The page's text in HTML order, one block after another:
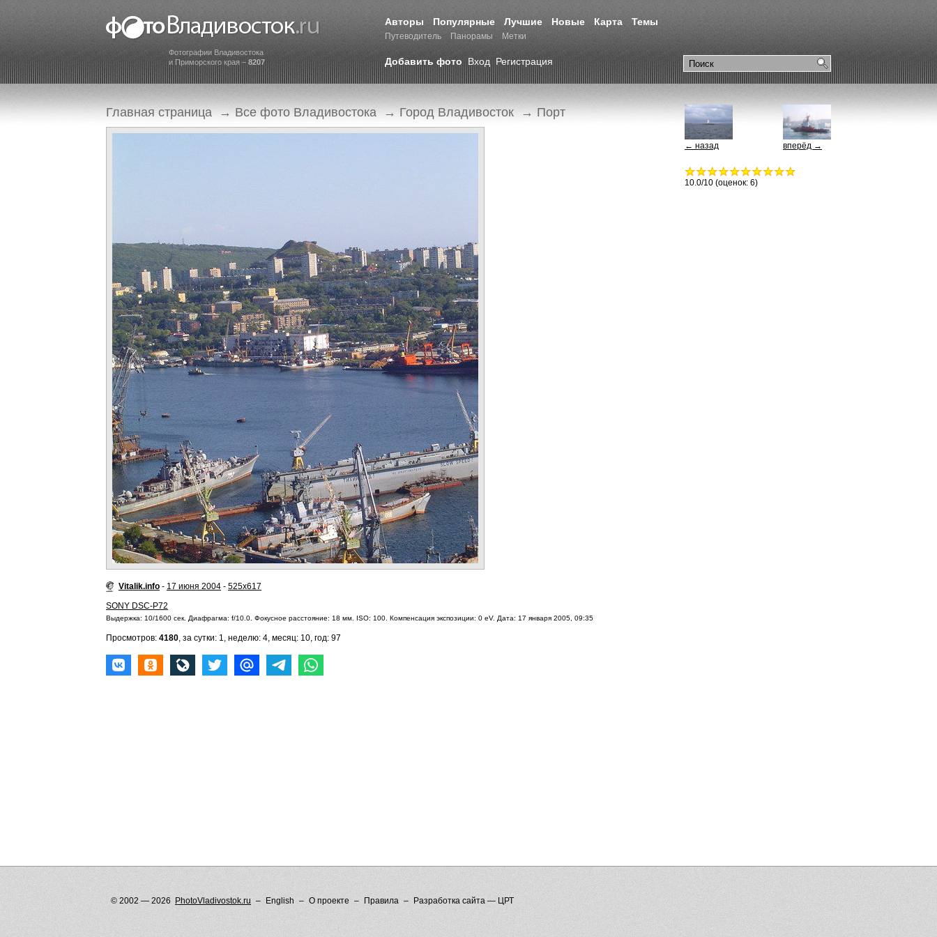
Фотографии Владивостока
и Приморского края – 8207
Авторы Популярные Лучшие Новые Карта Темы
Путеводитель Панорамы Метки
Добавить фото Вход Регистрация
Главная страница → Все фото Владивостока → Город Владивосток → Порт
Vitalik.info - 17 июня 2004 - 525x617
SONY DSC-P72
Выдержка: 10/1600 сек. Диафрагма: f/10.0. Фокусное расстояние: 18 мм. ISO: 100. Компенсация экспозиции: 0 eV. Дата: 17 января 2005, 09:35
Просмотров: 4180, за сутки: 1, неделю: 4, месяц: 10, год: 97
вперёд →
← назад
10.0/10 (оценок: 6)
© 2002 — 2026 PhotoVladivostok.ru English О проекте Правила Разработка сайта — ЦРТ